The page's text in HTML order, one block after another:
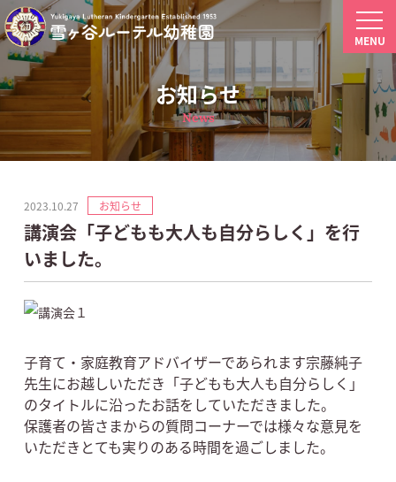
MENU
お知らせ
News
2023.10.27 お知らせ
講演会「子どもも大人も自分らしく」を行
いました。
子育て・家庭教育アドバイザーであられます宗藤純子
先生にお越しいただき「子どもも大人も自分らしく」
のタイトルに沿ったお話をしていただきました。
保護者の皆さまからの質問コーナーでは様々な意見を
いただきとても実りのある時間を過ごしました。